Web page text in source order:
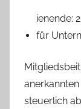
ienende:
für
anerkannten
steuerlich